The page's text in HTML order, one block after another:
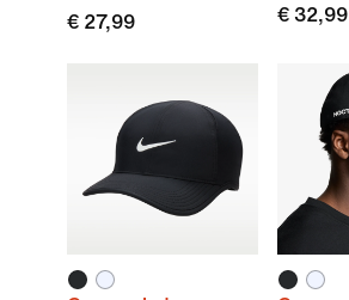
€ 27,99
€ 32,99